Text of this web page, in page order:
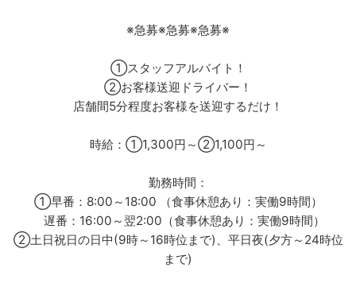
※急募※急募※急募※
①スタッフアルバイト！
②お客様送迎ドライバー！
店舗間5分程度お客様を送迎するだけ！
時給：①1,300円～②1,100円～
勤務時間：
①早番：8:00～18:00 （食事休憩あり：実働9時間）
遅番：16:00～翌2:00（食事休憩あり：実働9時間）
②土日祝日の日中(9時～16時位まで)、平日夜(夕方～24時位
まで)